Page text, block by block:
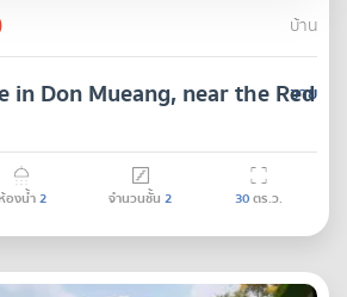
บ้าน
ขาย
in Don Mueang, near the Red
องน้ำ2 จำนวนชั้น 2 30ตร.ว.